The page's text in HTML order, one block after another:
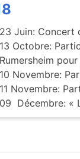
23 Juin: Concert
13 Octobre:
Rumersheim
10 Novembre:
11 Novembre:
09 Décembre: «